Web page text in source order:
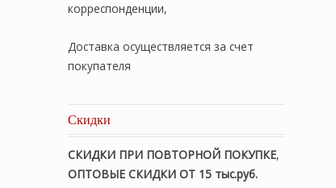
корреспонденции,
Доставка осуществляется за счет
покупателя
Скидки
СКИДКИ ПРИ ПОВТОРНОЙ ПОКУПКЕ,
ОПТОВЫЕ СКИДКИ ОТ 15 тыс.руб.